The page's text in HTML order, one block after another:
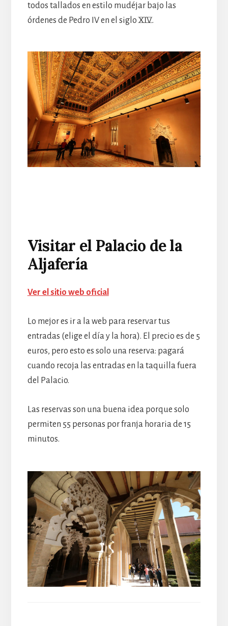
todos tallados en estilo mudéjar bajo las
órdenes de Pedro IV en el siglo XIV.
Visitar el Palacio de la
Aljafería
Ver el sitio web oficial
Lo mejor es ir a la web para reservar tus
entradas (elige el día y la hora). El precio es de 5
euros, pero esto es solo una reserva: pagará
cuando recoja las entradas en la taquilla fuera
del Palacio.
Las reservas son una buena idea porque solo
permiten 55 personas por franja horaria de 15
minutos.